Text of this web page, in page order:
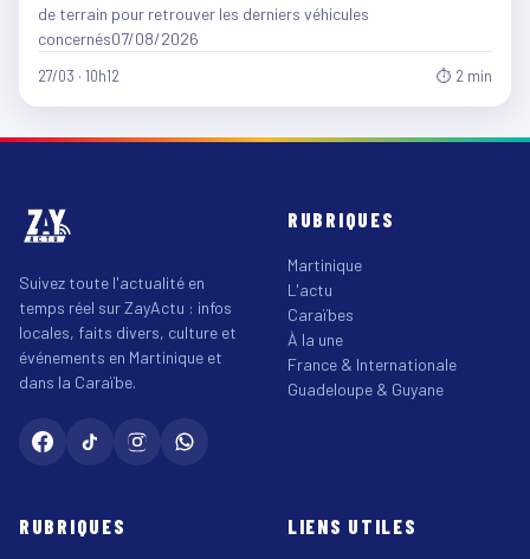
de terrain pour retrouver les derniers véhicules
concernés07/08/2026
27/03 · 10h12 ⏱ 2 min
Suivez toute l'actualité en
temps réel sur ZayActu : infos
locales, faits divers, culture et
événements en Martinique et
dans la Caraïbe.
RUBRIQUES
Martinique
L'actu
Caraïbes
À la une
France & Internationale
Guadeloupe & Guyane
RUBRIQUES LIENS UTILES